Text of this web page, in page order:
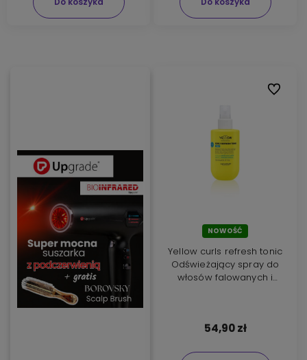
NOWOŚĆ
Yellow curls refresh tonic
Odświeżający spray do
włosów falowanych i
54,90 zł
Do